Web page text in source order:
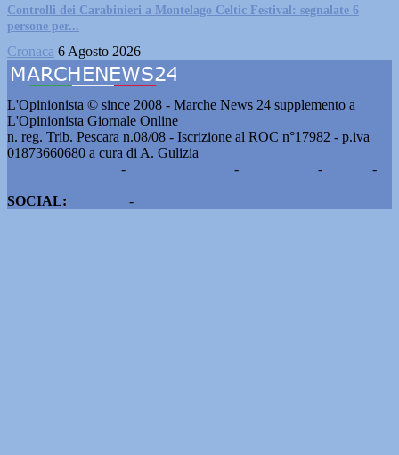
Controlli dei Carabinieri a Montelago Celtic Festival: segnalate 6
persone per...
Cronaca 6 Agosto 2026
L'Opinionista © since 2008 - Marche News 24 supplemento a
L'Opinionista Giornale Online
n. reg. Trib. Pescara n.08/08 - Iscrizione al ROC n°17982 - p.iva
01873660680 a cura di A. Gulizia
- - -
-
SOCIAL:
-